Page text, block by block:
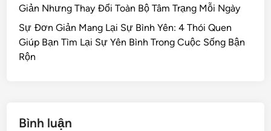
Giản Nhưng Thay Đổi Toàn Bộ Tâm Trạng Mỗi Ngày
Sự Đơn Giản Mang Lại Sự Bình Yên: 4 Thói Quen
Giúp Bạn Tìm Lại Sự Yên Bình Trong Cuộc Sống Bận
Rộn
Bình luận